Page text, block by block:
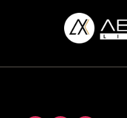
Rien